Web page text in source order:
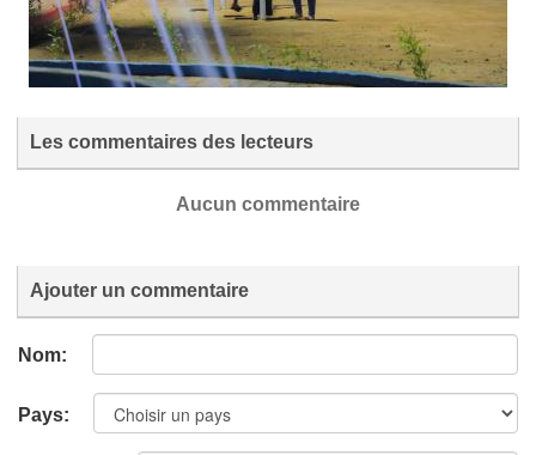
Les commentaires des lecteurs
Aucun commentaire
Ajouter un commentaire
Nom:
Pays: